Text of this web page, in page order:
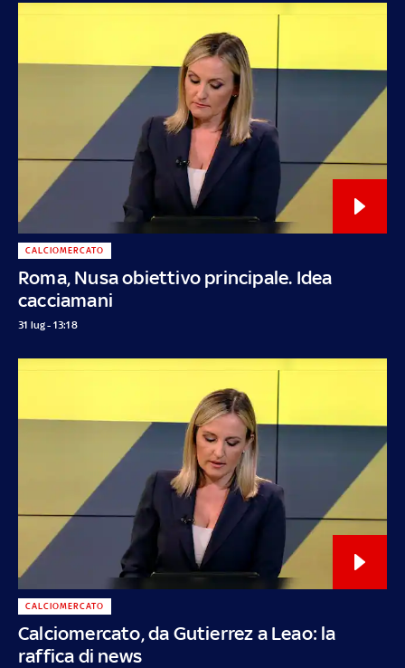
Roma, Nusa obiettivo principale. Idea
cacciamani
CALCIOMERCATO
31 lug - 13:18
Calciomercato, da Gutierrez a Leao: la
raffica di news
CALCIOMERCATO